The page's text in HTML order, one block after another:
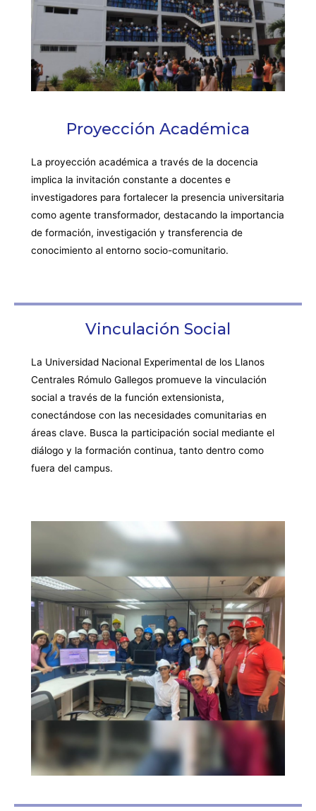
Proyección Académica
La proyección académica a través de la docencia
implica la invitación constante a docentes e
investigadores para fortalecer la presencia universitaria
como agente transformador, destacando la importancia
de formación, investigación y transferencia de
conocimiento al entorno socio-comunitario.
Vinculación Social
La Universidad Nacional Experimental de los Llanos
Centrales Rómulo Gallegos promueve la vinculación
social a través de la función extensionista,
conectándose con las necesidades comunitarias en
áreas clave. Busca la participación social mediante el
diálogo y la formación continua, tanto dentro como
fuera del campus.